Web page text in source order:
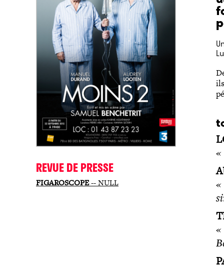
«
«
REVUE DE PRESSE
FIGAROSCOPE-- NULL